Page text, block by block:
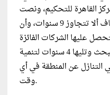
القاهرة للتحكيم، ونصت
الاتفاقية على مدة الاستكشاف ألا تتجاوز 9 سنوات، وأن
عليها الشركات الفائزة
تنقسم إلى نحو 5 سنوات للبحث وتليها 4 سنوات لتنمية
التنازل عن المنطقة في أي
وقت.